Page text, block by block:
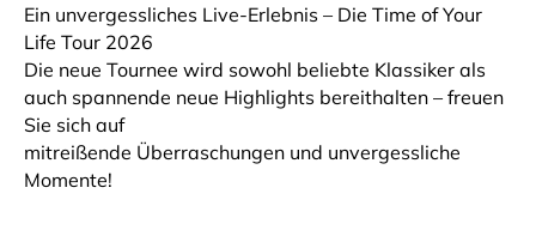
Ein unvergessliches Live-Erlebnis – Die Time of Your
Life Tour 2026
Die neue Tournee wird sowohl beliebte Klassiker als
auch spannende neue Highlights bereithalten – freuen
Sie sich auf
mitreißende Überraschungen und unvergessliche
Momente!